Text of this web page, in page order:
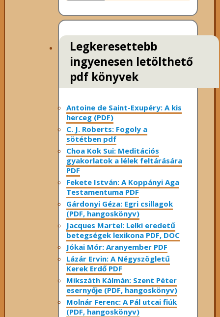
Legkeresettebb
ingyenesen letölthető
pdf könyvek
Antoine de Saint-Exupéry: A kis
herceg (PDF)
C. J. Roberts: Fogoly a
sötétben pdf
Choa Kok Sui: Meditációs
gyakorlatok a lélek feltárására
PDF
Fekete István: A Koppányi Aga
Testamentuma PDF
Gárdonyi Géza: Egri csillagok
(PDF, hangoskönyv)
Jacques Martel: Lelki eredetű
betegségek lexikona PDF, DOC
Jókai Mór: Aranyember PDF
Lázár Ervin: A Négyszögletű
Kerek Erdő PDF
Mikszáth Kálmán: Szent Péter
esernyője (PDF, hangoskönyv)
Molnár Ferenc: A Pál utcai fiúk
(PDF, hangoskönyv)